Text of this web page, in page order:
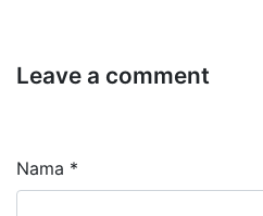
Leave a comment
Nama *